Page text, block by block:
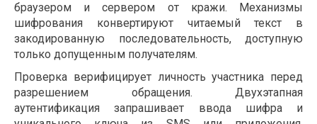
браузером и сервером от кражи. Механизмы
шифрования конвертируют читаемый текст в
закодированную последовательность, доступную
только допущенным получателям.
Проверка верифицирует личность участника перед
разрешением обращения. Двухэтапная
аутентификация запрашивает ввода шифра и